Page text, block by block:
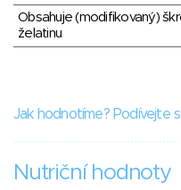
Obsahuje (modifikovaný)
želatinu
Jak hodnotíme? Podívejte
Nutriční hodnoty